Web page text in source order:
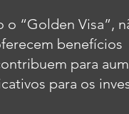
o “Golden Visa”,
benefícios
para
para os